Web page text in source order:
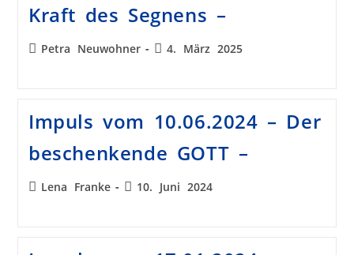
Kraft des Segnens –
Petra Neuwohner 4. März 2025
Impuls vom 10.06.2024 – Der
beschenkende GOTT –
Lena Franke 10. Juni 2024